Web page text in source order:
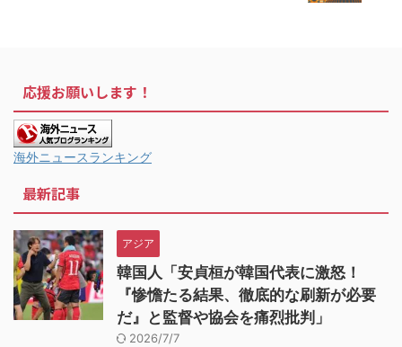
応援お願いします！
海外ニュースランキング
最新記事
アジア
韓国人「安貞桓が韓国代表に激怒！
『惨憺たる結果、徹底的な刷新が必要
だ』と監督や協会を痛烈批判」
2026/7/7